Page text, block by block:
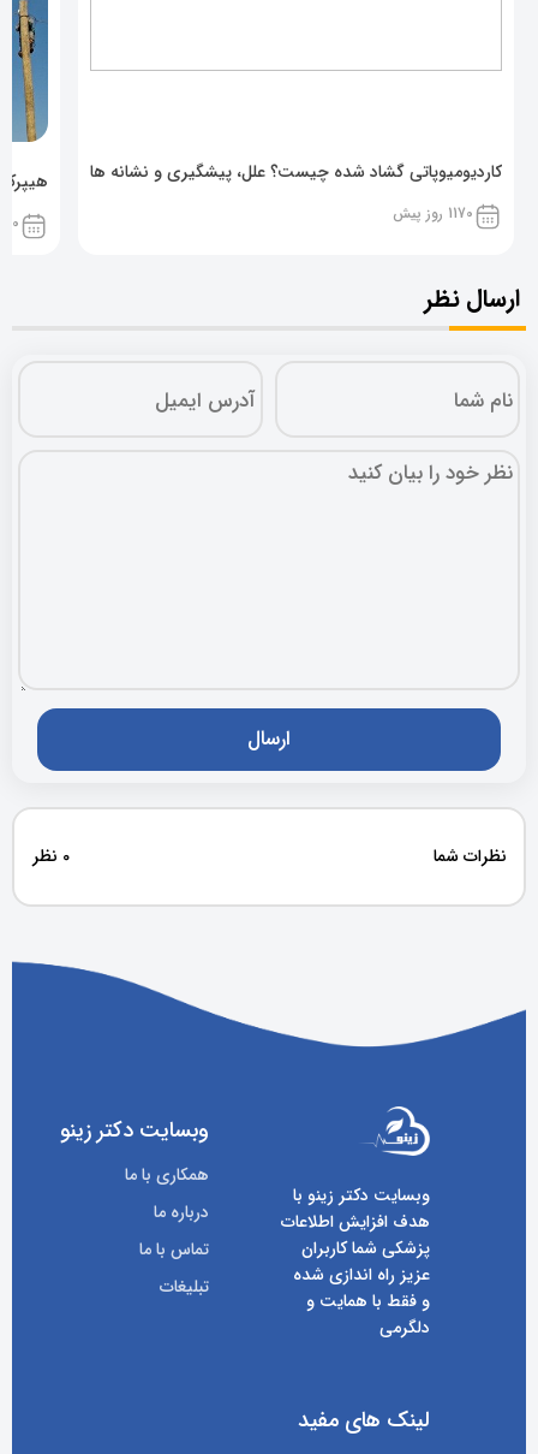
کاردیومیوپاتی گشاد شده چیست؟ علل، پیشگیری و نشانه ها
1170 روز پیش 1170
ارسال نظر
نظرات شما 0 نظر
وبسایت دکتر زینو با
هدف افزایش اطلاعات
پزشکی شما کاربران
عزیز راه اندازی شده
و فقط با همایت و
دلگرمی
وبسایت دکتر زینو
همکاری با ما
درباره ما
تماس با ما
تبلیغات
لینک های مفید